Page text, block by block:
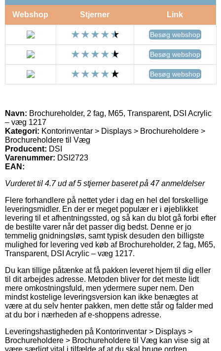
Webshop Stjerner Link
Besøg webshop
Besøg webshop
Besøg webshop
Navn: Brochureholder, 2 fag, M65, Transparent, DSI Acrylic
– væg 1217
Kategori: Kontorinventar > Displays > Brochureholdere >
Brochureholdere til Væg
Producent: DSI
Varenummer: DSI2723
EAN:
Vurderet til 4.7ud af 5 stjerner baseret på 47anmeldelser
Flere forhandlere på nettet yder i dag en hel del forskellige
leveringsmidler. En der er meget populær er i øjeblikket
levering til et afhentningssted, og så kan du blot gå forbi efter
de bestilte varer når det passer dig bedst. Denne er jo
temmelig gnidningsløs, samt typisk desuden den billigste
mulighed for levering ved køb af Brochureholder, 2 fag, M65,
Transparent, DSI Acrylic – væg 1217.
Du kan tillige påtænke at få pakken leveret hjem til dig eller
til dit arbejdes adresse. Metoden bliver for det meste lidt
mere omkostningsfuld, men ydermere super nem. Den
mindst kostelige leveringsversion kan ikke benægtes at
være at du selv henter pakken, men dette står og falder med
at du bor i nærheden af e-shoppens adresse.
Leveringshastigheden på Kontorinventar > Displays >
Brochureholdere > Brochureholdere til Væg kan vise sig at
være særligt vital i tilfælde af at du skal bruge ordren